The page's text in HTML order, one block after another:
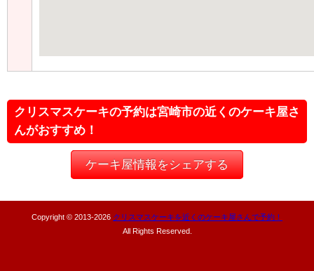
クリスマスケーキの予約は宮崎市の近くのケーキ屋さ
んがおすすめ！
ケーキ屋情報をシェアする
Copyright © 2013-2026 クリスマスケーキを近くのケーキ屋さんで予約！
All Rights Reserved.